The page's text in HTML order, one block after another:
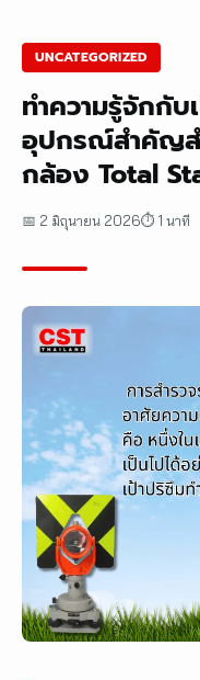
UNCATEGORIZED
ทำความรู้จักกับ
อุปกรณ์สำคัญส
กล้อง Total
📅 2 มิถุนายน 2026⏱ 1 นาที